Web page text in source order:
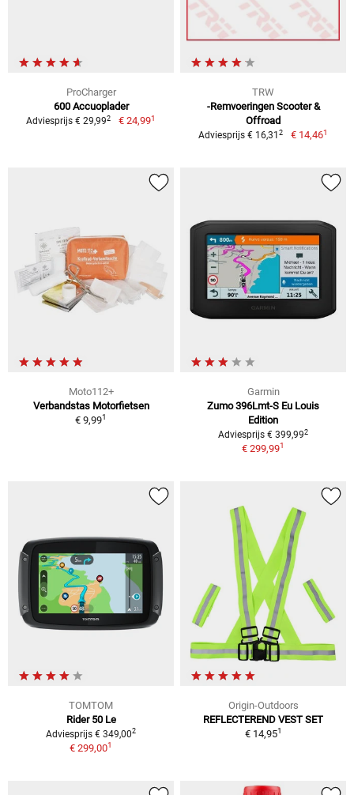
ProCharger
600 Accuoplader
Adviesprijs € 29,992 € 24,991
TRW
-Remvoeringen Scooter &
Offroad
Adviesprijs € 16,312 € 14,461
Moto112+
Verbandstas Motorfietsen
€ 9,991
Garmin
Zumo 396Lmt-S Eu Louis
Edition
Adviesprijs € 399,992
€ 299,991
TOMTOM
Rider 50 Le
Adviesprijs € 349,002
€ 299,001
Origin-Outdoors
REFLECTEREND VEST SET
€ 14,951